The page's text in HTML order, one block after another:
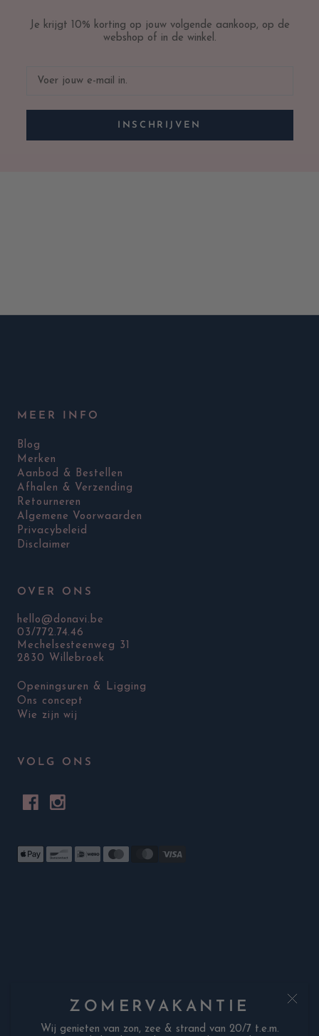
ZOMERVAKANTIE
Wij genieten van zon, zee & strand van 20/7 t.e.m.
Je krijgt 10% korting op jouw volgende aankoop, op de
webshop of in de winkel.
INSCHRIJVEN
MEER INFO
Blog
Merken
Aanbod & Bestellen
Afhalen & Verzending
Retourneren
Algemene Voorwaarden
Privacybeleid
Disclaimer
OVER ONS
hello@donavi.be
03/772.74.46
Mechelsesteenweg 31
2830 Willebroek
Openingsuren & Ligging
Ons concept
Wie zijn wij
VOLG ONS